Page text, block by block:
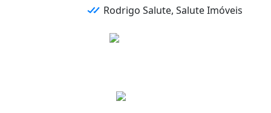
Rodrigo Salute, Salute Imóveis